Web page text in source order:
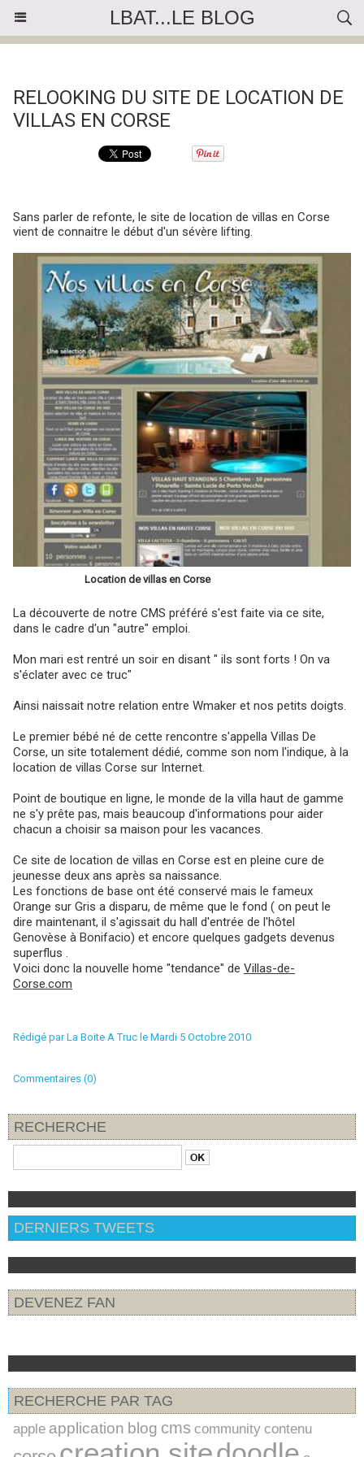
LBAT...LE BLOG
RELOOKING DU SITE DE LOCATION DE
VILLAS EN CORSE
Sans parler de refonte, le site de location de villas en Corse
vient de connaitre le début d'un sévère lifting.
Location de villas en Corse
La découverte de notre CMS préféré s'est faite via ce site,
dans le cadre d'un "autre" emploi.
Mon mari est rentré un soir en disant " ils sont forts ! On va
s'éclater avec ce truc"
Ainsi naissait notre relation entre Wmaker et nos petits doigts.
Le premier bébé né de cette rencontre s'appella Villas De
Corse, un site totalement dédié, comme son nom l'indique, à la
location de villas Corse sur Internet.
Point de boutique en ligne, le monde de la villa haut de gamme
ne s'y prête pas, mais beaucoup d'informations pour aider
chacun a choisir sa maison pour les vacances.
Ce site de location de villas en Corse est en pleine cure de
jeunesse deux ans après sa naissance.
Les fonctions de base ont été conservé mais le fameux
Orange sur Gris a disparu, de même que le fond ( on peut le
dire maintenant, il s'agissait du hall d'entrée de l'hôtel
Genovèse à Bonifacio) et encore quelques gadgets devenus
superflus .
Voici donc la nouvelle home "tendance" de Villas-de-
Corse.com
Rédigé par La Boite A Truc le Mardi 5 Octobre 2010
Commentaires (0)
RECHERCHE
DERNIERS TWEETS
DEVENEZ FAN
RECHERCHE PAR TAG
apple application blog cms community contenu